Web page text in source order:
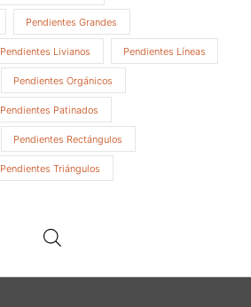
Pendientes Grandes
Pendientes Livianos Pendientes Líneas
Pendientes Orgánicos
Pendientes Patinados
Pendientes Rectángulos
Pendientes Triángulos